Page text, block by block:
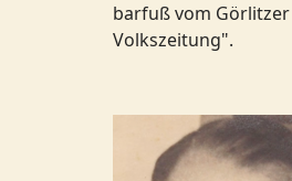
barfuß vom
Volkszeitung".